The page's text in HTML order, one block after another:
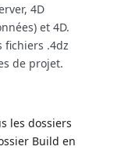
4D
et 4D.
fichiers .4dz
de projet.
les dossiers
Build en